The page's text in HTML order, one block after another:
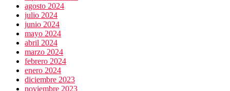
agosto 2024
julio 2024
junio 2024
mayo 2024
abril 2024
marzo 2024
febrero 2024
enero 2024
diciembre 2023
noviembre 2023